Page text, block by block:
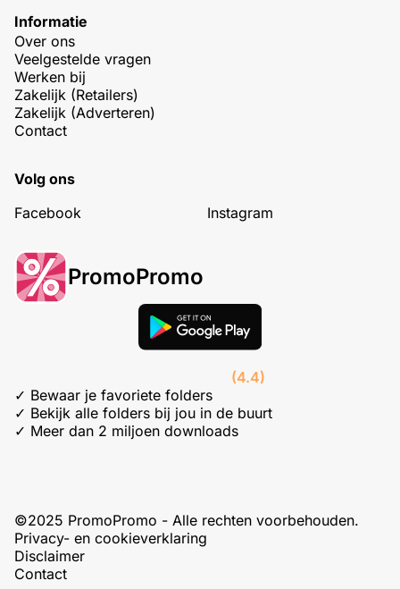
Informatie
Over ons
Veelgestelde vragen
Werken bij
Zakelijk (Retailers)
Zakelijk (Adverteren)
Contact
Volg ons
Facebook
Instagram
PromoPromo
(4.4)
✓ Bewaar je favoriete folders
✓ Bekijk alle folders bij jou in de buurt
✓ Meer dan 2 miljoen downloads
©2025 PromoPromo - Alle rechten voorbehouden.
Privacy- en cookieverklaring
Disclaimer
Contact